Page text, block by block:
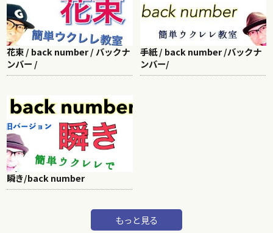
花束 / back number / バックナ
ンバー /
手紙 / back number /バックナ
ンバー/
瞬き/back number
もっと見る